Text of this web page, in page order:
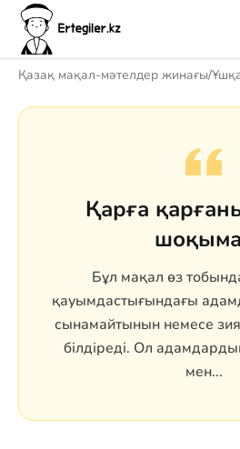
Қазақ мақал-мәтелдер жинағы/
Қарға
Бұл мақал өз
қауымдастығындағы
сынамайтынын немесе
білдіреді. Ол
мен...